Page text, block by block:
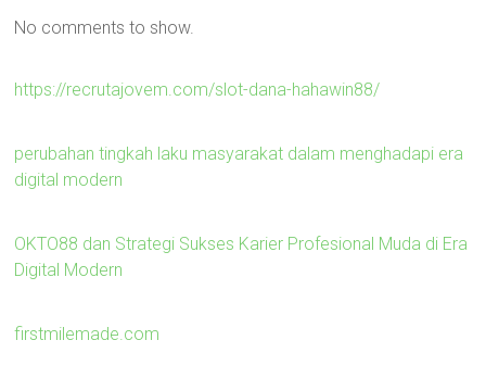
No comments to show.
https://recrutajovem.com/slot-dana-hahawin88/
perubahan tingkah laku masyarakat dalam menghadapi era
digital modern
OKTO88 dan Strategi Sukses Karier Profesional Muda di Era
Digital Modern
firstmilemade.com